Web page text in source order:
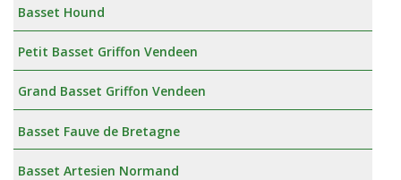
Basset Hound
Petit Basset Griffon Vendeen
Grand Basset Griffon Vendeen
Basset Fauve de Bretagne
Basset Artesien Normand